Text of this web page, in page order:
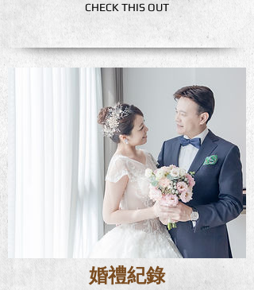
CHECK THIS OUT
婚禮紀錄